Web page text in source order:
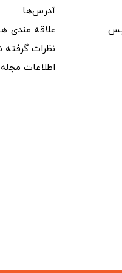
آدرس‌ها
علاقه مندی
نظرات گرفته
اطلاعات